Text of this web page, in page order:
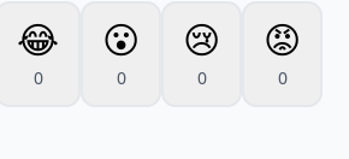
😂
0
😮
0
😢
0
😡
0